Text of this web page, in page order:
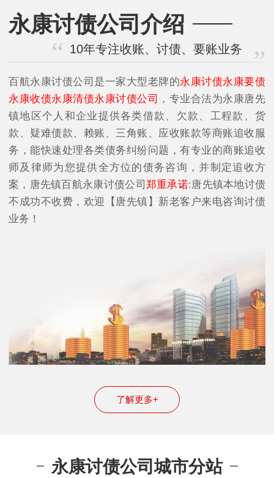
永康讨债公司介绍
10年专注收账、讨债、要账业务
百航永康讨债公司是一家大型老牌的永康讨债永康要债
永康收债永康清债永康讨债公司 ，专业合法为永康唐先
镇地区个人和企业提供各类借款、欠款、工程款、货
款、疑难债款、赖账、三角账、应收账款等商账追收服
务，能快速处理各类债务纠纷问题，有专业的商账追收
师及律师为您提供全方位的债务咨询，并制定追收方
案，唐先镇百航永康讨债公司 郑重承诺:唐先镇本地讨债
不成功不收费，欢迎【唐先镇】新老客户来电咨询讨债
业务！
了解更多+
永康讨债公司城市分站